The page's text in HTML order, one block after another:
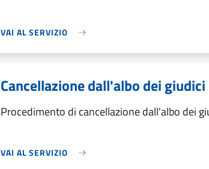
VAI AL SERVIZIO
Cancellazione dall'albo dei
Procedimento di cancellazione dall'albo dei
VAI AL SERVIZIO